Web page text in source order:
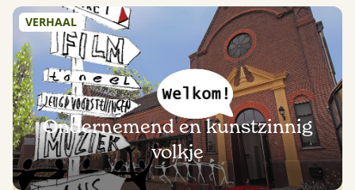
VERHAAL
Ondernemend en kunstzinnig
volkje